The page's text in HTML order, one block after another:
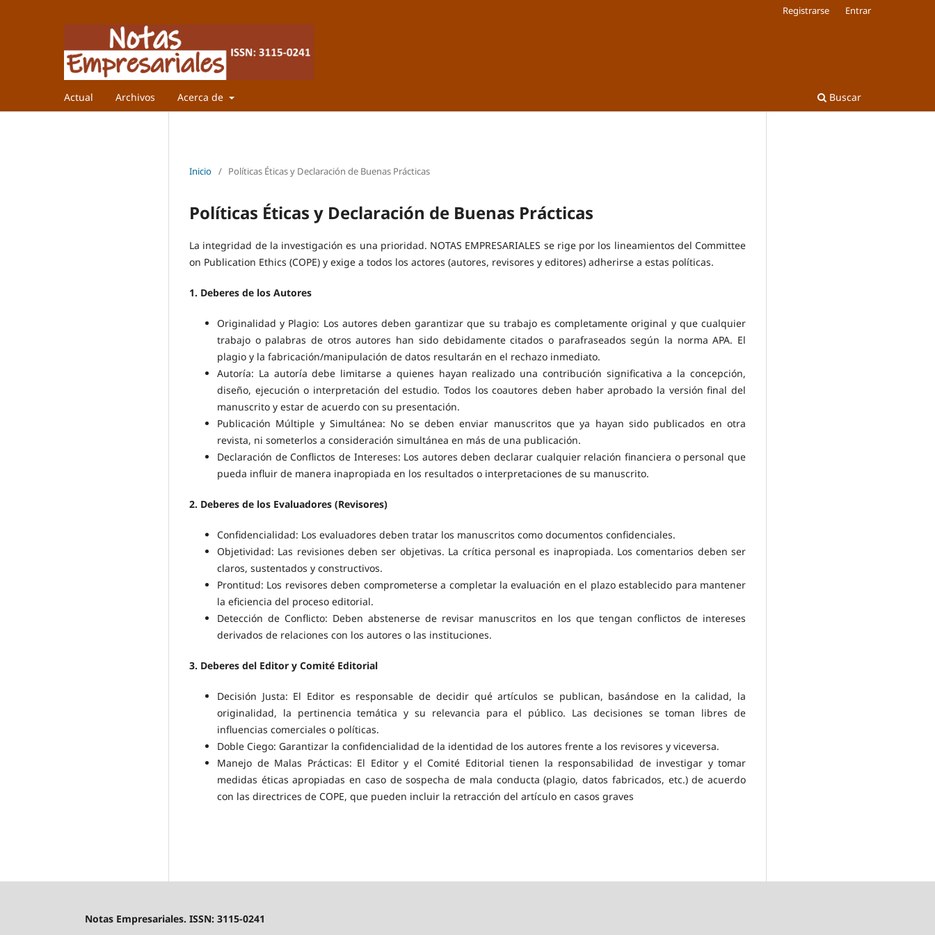
Actual Archivos Acerca de Buscar
Registrarse Entrar
Inicio / Políticas Éticas y Declaración de Buenas Prácticas
Políticas Éticas y Declaración de Buenas Prácticas
La integridad de la investigación es una prioridad. NOTAS EMPRESARIALES se rige por los lineamientos del Committee
on Publication Ethics (COPE) y exige a todos los actores (autores, revisores y editores) adherirse a estas políticas.
1. Deberes de los Autores
Originalidad y Plagio: Los autores deben garantizar que su trabajo es completamente original y que cualquier
trabajo o palabras de otros autores han sido debidamente citados o parafraseados según la norma APA. El
plagio y la fabricación/manipulación de datos resultarán en el rechazo inmediato.
Autoría: La autoría debe limitarse a quienes hayan realizado una contribución significativa a la concepción,
diseño, ejecución o interpretación del estudio. Todos los coautores deben haber aprobado la versión final del
manuscrito y estar de acuerdo con su presentación.
Publicación Múltiple y Simultánea: No se deben enviar manuscritos que ya hayan sido publicados en otra
revista, ni someterlos a consideración simultánea en más de una publicación.
Declaración de Conflictos de Intereses: Los autores deben declarar cualquier relación financiera o personal que
pueda influir de manera inapropiada en los resultados o interpretaciones de su manuscrito.
2. Deberes de los Evaluadores (Revisores)
Confidencialidad: Los evaluadores deben tratar los manuscritos como documentos confidenciales.
Objetividad: Las revisiones deben ser objetivas. La crítica personal es inapropiada. Los comentarios deben ser
claros, sustentados y constructivos.
Prontitud: Los revisores deben comprometerse a completar la evaluación en el plazo establecido para mantener
la eficiencia del proceso editorial.
Detección de Conflicto: Deben abstenerse de revisar manuscritos en los que tengan conflictos de intereses
derivados de relaciones con los autores o las instituciones.
3. Deberes del Editor y Comité Editorial
Decisión Justa: El Editor es responsable de decidir qué artículos se publican, basándose en la calidad, la
originalidad, la pertinencia temática y su relevancia para el público. Las decisiones se toman libres de
influencias comerciales o políticas.
Doble Ciego: Garantizar la confidencialidad de la identidad de los autores frente a los revisores y viceversa.
Manejo de Malas Prácticas: El Editor y el Comité Editorial tienen la responsabilidad de investigar y tomar
medidas éticas apropiadas en caso de sospecha de mala conducta (plagio, datos fabricados, etc.) de acuerdo
con las directrices de COPE, que pueden incluir la retracción del artículo en casos graves
Notas Empresariales. ISSN: 3115-0241